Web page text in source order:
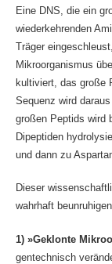
Eine DNS, die ein
wiederkehrenden
Träger
Mikroorganismus
kultiviert, das große
Sequenz wird
großen Peptids wird
Dipeptiden
und dann zu
Dieser
wahrhaft
1) »Geklonte
gentechnisch